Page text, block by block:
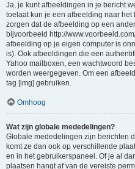
Ja, je kunt afbeeldingen in je bericht
toelaat kun je een afbeelding naar
zorgen dat de afbeelding op een
bijvoorbeeld http://
afbeelding op je eigen computer is
is). Ook afbeeldingen die een
Yahoo mailboxen, een wachtwoord
worden weergegeven. Om een
tag [img] gebruiken.
Omhoog
Wat zijn globale mededelingen?
Globale mededelingen zijn berichten
komt ze dan ook op verschillende
en in het gebruikerspaneel. Of je al
plaatsen hangt af van de vereiste